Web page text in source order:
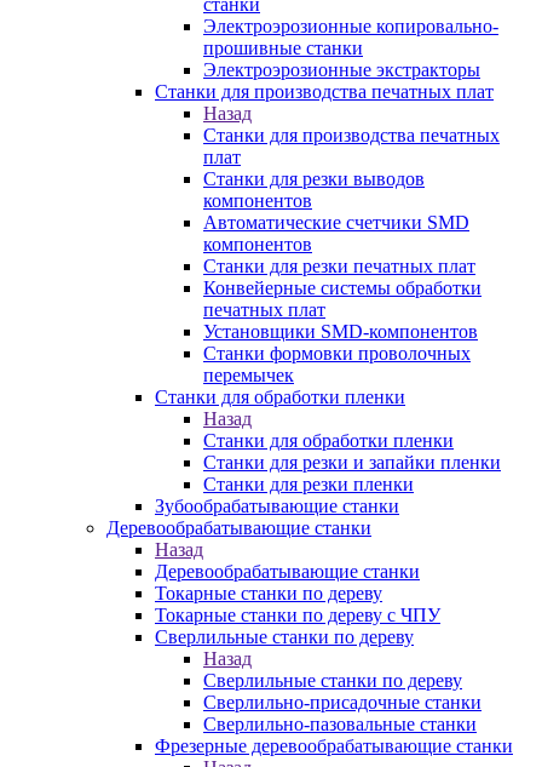
станки
Электроэрозионные копировально-
прошивные станки
Электроэрозионные экстракторы
Станки для производства печатных плат
Назад
Станки для производства печатных
плат
Станки для резки выводов
компонентов
Автоматические счетчики SMD
компонентов
Станки для резки печатных плат
Конвейерные системы обработки
печатных плат
Установщики SMD-компонентов
Станки формовки проволочных
перемычек
Станки для обработки пленки
Назад
Станки для обработки пленки
Станки для резки и запайки пленки
Станки для резки пленки
Зубообрабатывающие станки
Деревообрабатывающие станки
Назад
Деревообрабатывающие станки
Токарные станки по дереву
Токарные станки по дереву с ЧПУ
Сверлильные станки по дереву
Назад
Сверлильные станки по дереву
Сверлильно-присадочные станки
Сверлильно-пазовальные станки
Фрезерные деревообрабатывающие станки